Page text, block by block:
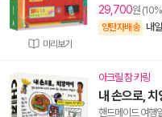
미리보기
29,700원
양탄자배송 내
아크릴 참 키링
내 손으로, 치
핸드메이드 여행